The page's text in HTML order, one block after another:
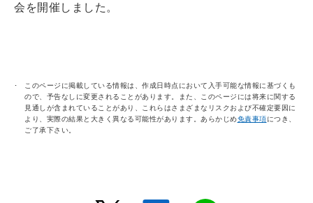
会を開催しました。
このページに掲載している情報は、作成日時点において入手可能な情報に基づくも
ので、予告なしに変更されることがあります。また、このページには将来に関する
見通しが含まれていることがあり、これらはさまざまなリスクおよび不確定要因に
より、実際の結果と大きく異なる可能性があります。あらかじめ免責事項につき、
ご了承下さい。